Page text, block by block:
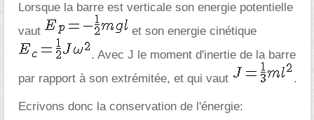
Lorsque la barre est verticale son energie potentielle
vaut
et son energie cinétique
. Avec J le moment d'inertie de la barre
par rapport à son extrémitée, et qui vaut
.
Ecrivons donc la conservation de l'énergie: